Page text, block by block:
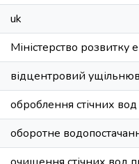
uk
Міністерство розвитку
відцентровий
оброблення стічних вод
оборотне